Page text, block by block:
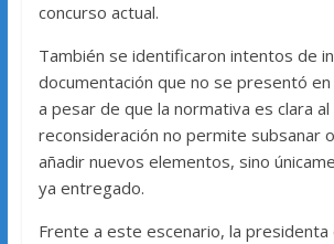
concurso actual.
También se identificaron intentos de
documentación que no se presentó en
a pesar de que la normativa es clara al
reconsideración no permite subsanar
añadir nuevos elementos, sino
ya entregado.
Frente a este escenario, la presidenta